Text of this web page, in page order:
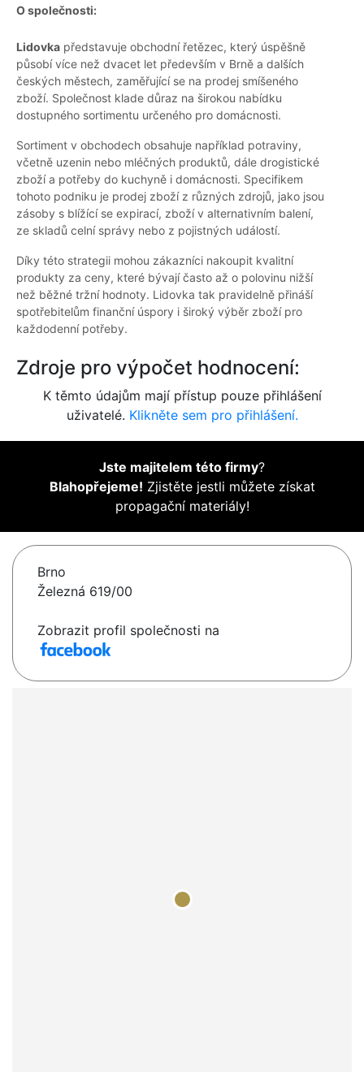
O společnosti:
Lidovka představuje obchodní řetězec, který úspěšně
působí více než dvacet let především v Brně a dalších
českých městech, zaměřující se na prodej smíšeného
zboží. Společnost klade důraz na širokou nabídku
dostupného sortimentu určeného pro domácnosti.
Sortiment v obchodech obsahuje například potraviny,
včetně uzenin nebo mléčných produktů, dále drogistické
zboží a potřeby do kuchyně i domácnosti. Specifikem
tohoto podniku je prodej zboží z různých zdrojů, jako jsou
zásoby s blížící se expirací, zboží v alternativním balení,
ze skladů celní správy nebo z pojistných událostí.
Díky této strategii mohou zákazníci nakoupit kvalitní
produkty za ceny, které bývají často až o polovinu nižší
než běžné tržní hodnoty. Lidovka tak pravidelně přináší
spotřebitelům finanční úspory i široký výběr zboží pro
každodenní potřeby.
Zdroje pro výpočet hodnocení:
K těmto údajům mají přístup pouze přihlášení
uživatelé. Klikněte sem pro přihlášení.
Jste majitelem této firmy?
Blahopřejeme! Zjistěte jestli můžete získat
propagační materiály!
Brno
Železná 619/00
Zobrazit profil společnosti na